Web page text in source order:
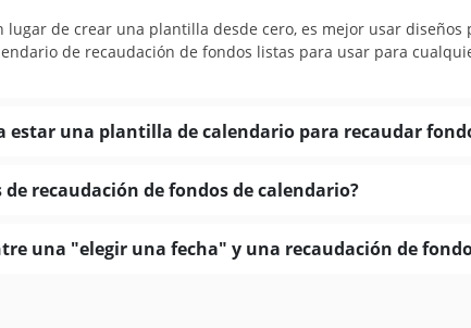
de crear una plantilla desde cero, es mejor usar diseños
de recaudación de fondos listas para usar para
estar una plantilla de calendario para recaudar
recaudación de fondos de calendario?
una "elegir una fecha" y una recaudación de